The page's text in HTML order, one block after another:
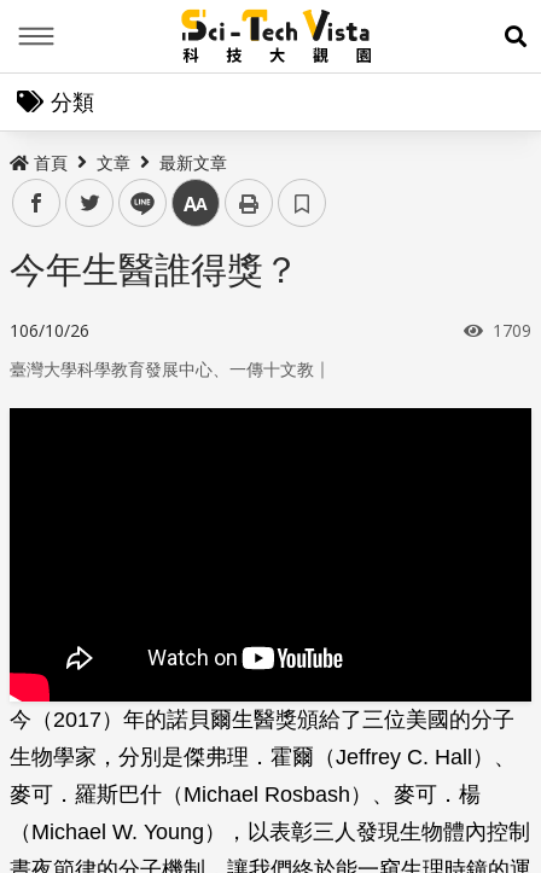
展
分類
首頁 文章 最新文章
facebooktwitter line 中
今年生醫誰得獎？
106/10/26 瀏覽
1709
臺灣大學科學教育發展中心、一傳十文教 ｜
今（2017）年的諾貝爾生醫獎頒給了三位美國的分子
生物學家，分別是傑弗理．霍爾（Jeffrey C. Hall）、
麥可．羅斯巴什（Michael Rosbash）、麥可．楊
（Michael W. Young），以表彰三人發現生物體內控制